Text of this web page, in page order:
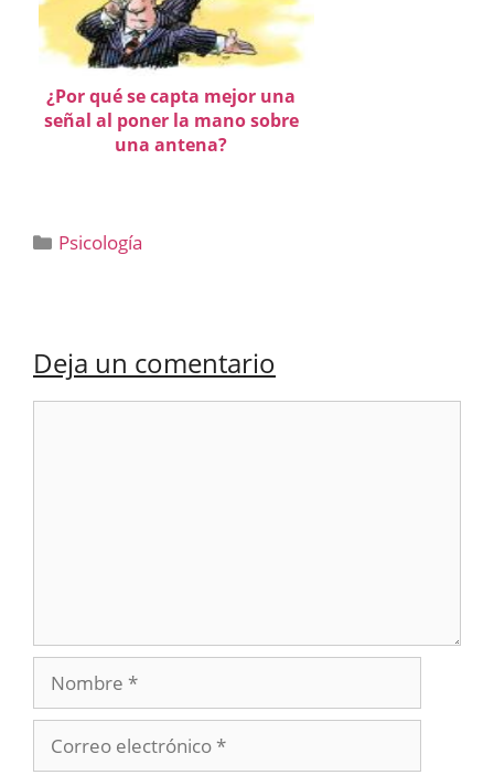
¿Por qué se capta mejor una
señal al poner la mano sobre
una antena?
Categorías
Psicología
Deja un comentario
Nombre
electrónico